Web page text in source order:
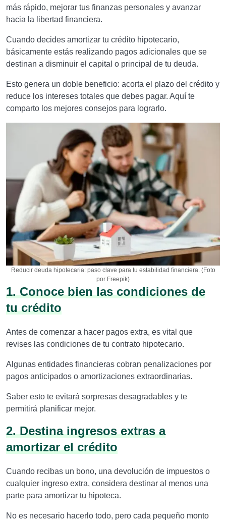
más rápido, mejorar tus finanzas personales y avanzar
hacia la libertad financiera.
Cuando decides amortizar tu crédito hipotecario,
básicamente estás realizando pagos adicionales que se
destinan a disminuir el capital o principal de tu deuda.
Esto genera un doble beneficio: acorta el plazo del crédito y
reduce los intereses totales que debes pagar. Aquí te
comparto los mejores consejos para lograrlo.
Reducir deuda hipotecaria: paso clave para tu estabilidad financiera. (Foto
por Freepik)
1. Conoce bien las condiciones de
tu crédito
Antes de comenzar a hacer pagos extra, es vital que
revises las condiciones de tu contrato hipotecario.
Algunas entidades financieras cobran penalizaciones por
pagos anticipados o amortizaciones extraordinarias.
Saber esto te evitará sorpresas desagradables y te
permitirá planificar mejor.
2. Destina ingresos extras a
amortizar el crédito
Cuando recibas un bono, una devolución de impuestos o
cualquier ingreso extra, considera destinar al menos una
parte para amortizar tu hipoteca.
No es necesario hacerlo todo, pero cada pequeño monto